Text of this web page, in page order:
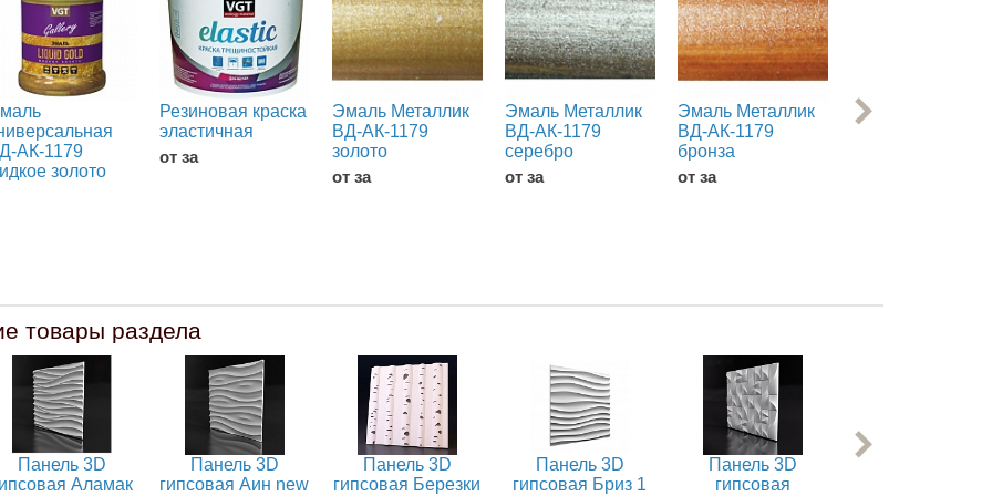
АК-1179
золото
Резиновая краска
эластичная
от за
Эмаль Металлик
ВД-АК-1179
золото
от за
Эмаль Металлик
ВД-АК-1179
серебро
от за
Эмаль Металлик
ВД-АК-1179
бронза
от за
Эмаль Металлик
товары раздела
Панель 3D
Аламак
Панель 3D
гипсовая Аин new
Панель 3D
гипсовая Березки
Панель 3D
гипсовая Бриз 1
Панель 3D
гипсовая